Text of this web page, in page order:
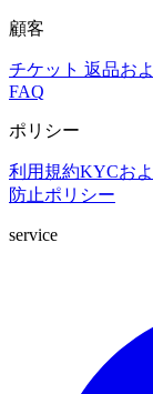
顧客
チケット 返品お
FAQ
ポリシー
利用規約KYCお
防止ポリシー
service